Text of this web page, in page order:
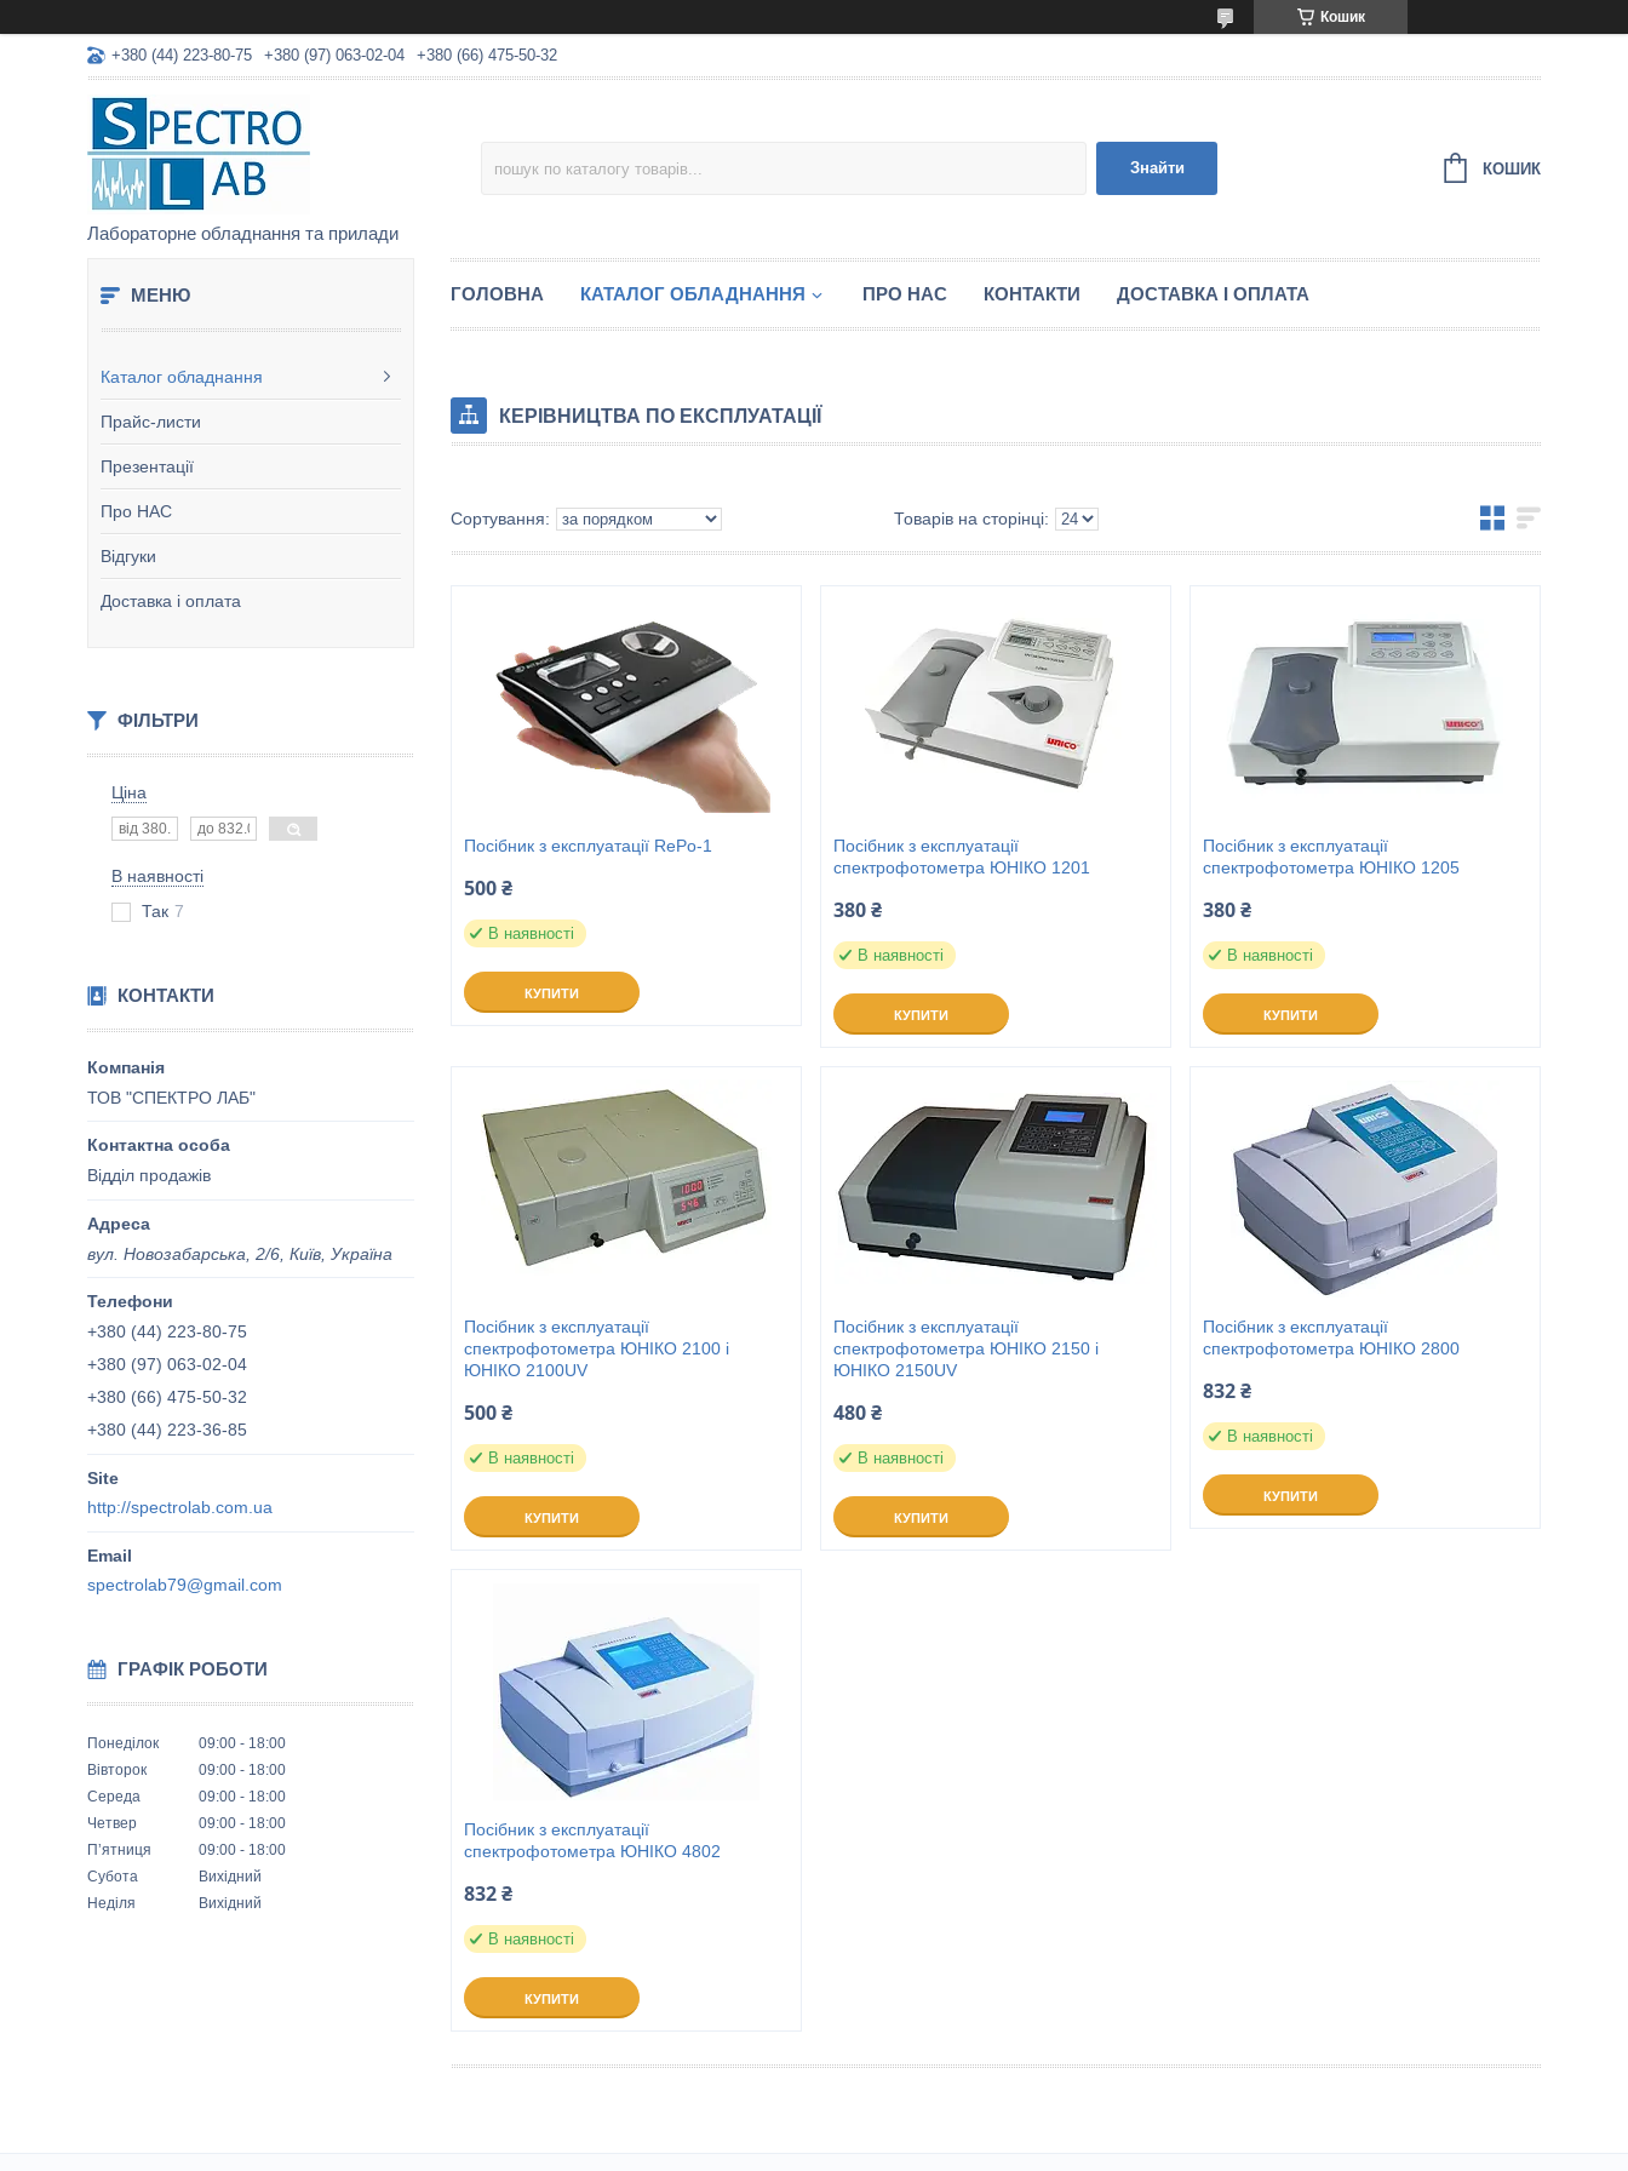
Кошик
+380 (44) 223-80-75 +380 (97) 063-02-04 +380 (66) 475-50-32
Лабораторне обладнання та прилади
Знайти КОШИК
Каталог обладнання
Прайс-листи
Презентації
Про НАС
Відгуки
Доставка і оплата
ФІЛЬТРИ
Ціна
В наявності
Так 7
КОНТАКТИ
ТОВ "СПЕКТРО ЛАБ"
Відділ продажів
вул. Новозабарська, 2/6, Київ, Україна
+380 (44) 223-80-75
+380 (97) 063-02-04
+380 (66) 475-50-32
+380 (44) 223-36-85
http://spectrolab.com.ua
spectrolab79@gmail.com
ГРАФІК РОБОТИ
Понеділок 09:00
18:00
Вівторок
09:00
18:00
Середа
09:00
18:00
Четвер
09:00
18:00
Пʼятниця
09:00
18:00
Субота
Вихідний
Неділя
Вихідний
ГОЛОВНА КАТАЛОГ ОБЛАДНАННЯ ПРО НАС КОНТАКТИ ДОСТАВКА І ОПЛАТА
КЕРІВНИЦТВА ПО ЕКСПЛУАТАЦІЇ
Посібник з експлуатації RePo-1
500 ₴
В наявності
КУПИТИ
Посібник з експлуатації
спектрофотометра ЮНІКО 1201
380 ₴
В наявності
КУПИТИ
Посібник з експлуатації
спектрофотометра ЮНІКО 1205
380 ₴
В наявності
КУПИТИ
Посібник з експлуатації
спектрофотометра ЮНІКО 2100 і
ЮНІКО 2100UV
500 ₴
В наявності
КУПИТИ
Посібник з експлуатації
спектрофотометра ЮНІКО 2150 і
ЮНІКО 2150UV
480 ₴
В наявності
КУПИТИ
Посібник з експлуатації
спектрофотометра ЮНІКО 2800
832 ₴
В наявності
КУПИТИ
Посібник з експлуатації
спектрофотометра ЮНІКО 4802
832 ₴
В наявності
КУПИТИ